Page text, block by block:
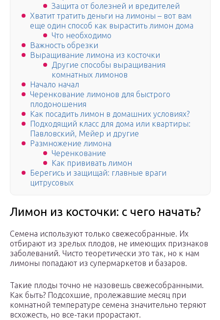
Защита от болезней и вредителей
Хватит тратить деньги на лимоны – вот вам
еще один способ как вырастить лимон дома
Что необходимо
Важность обрезки
Выращивание лимона из косточки
Другие способы выращивания
комнатных лимонов
Начало начал
Черенкование лимонов для быстрого
плодоношения
Как посадить лимон в домашних условиях?
Подходящий класс для дома или квартиры:
Павловский, Мейер и другие
Размножение лимона
Черенкование
Как прививать лимон
Берегись и защищай: главные враги
цитрусовых
Лимон из косточки: с чего начать?
Семена используют только свежесобранные. Их
отбирают из зрелых плодов, не имеющих признаков
заболеваний. Чисто теоретически это так, но к нам
лимоны попадают из супермаркетов и базаров.
Такие плоды точно не назовешь свежесобранными.
Как быть? Подсохшие, пролежавшие месяц при
комнатной температуре семена значительно теряют
всхожесть, но все-таки прорастают.